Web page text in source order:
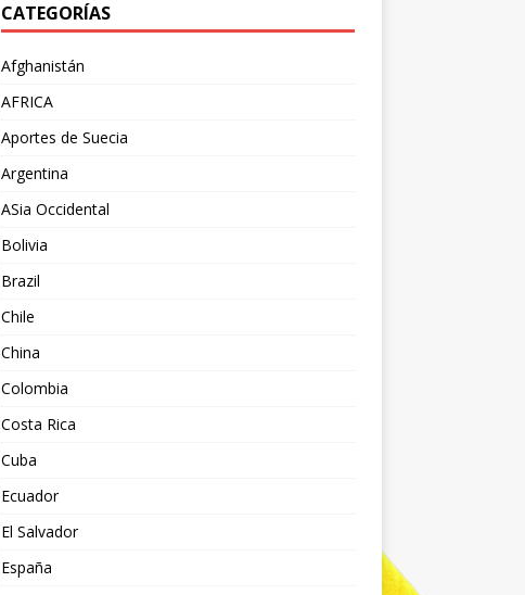
CATEGORÍAS
Afghanistán
AFRICA
Aportes de Suecia
Argentina
ASia Occidental
Bolivia
Brazil
Chile
China
Colombia
Costa Rica
Cuba
Ecuador
El Salvador
España